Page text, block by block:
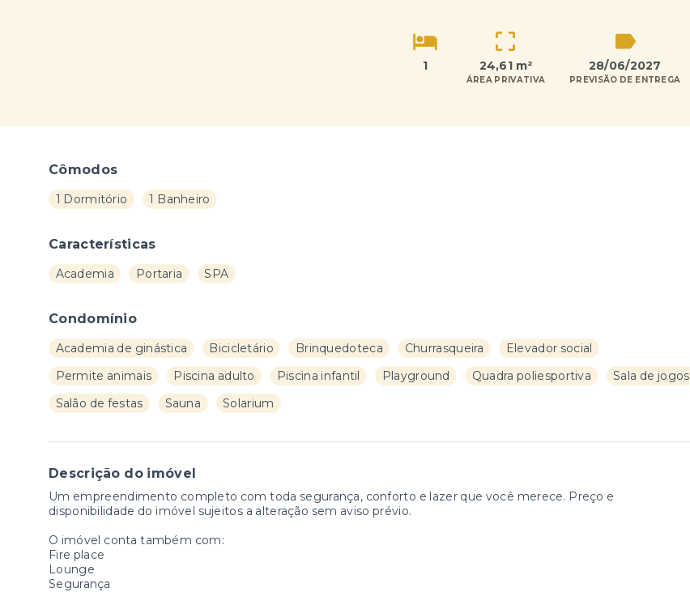
1 24,61 m²
ÁREA PRIVATIVA
28/06/2027
PREVISÃO DE ENTREGA
Cômodos
1 Dormitório 1 Banheiro
Características
Academia Portaria SPA
Condomínio
Academia de ginástica Bicicletário Brinquedoteca Churrasqueira
Elevador social
Permite animais
Piscina adulto Piscina infantil Playground Quadra poliesportiva
Sala de jogos
Salão de festas
Sauna Solarium
Descrição do imóvel
Um empreendimento completo com toda segurança, conforto e lazer que você merece. Preço e
disponibilidade do imóvel sujeitos a alteração sem aviso prévio.
O imóvel conta também com:
Fire place
Lounge
Segurança